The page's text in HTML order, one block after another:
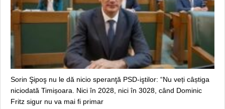
Sorin Şipoş nu le dă nicio speranţă PSD-iştilor: “Nu veți câștiga
niciodată Timișoara. Nici în 2028, nici în 3028, când Dominic
Fritz sigur nu va mai fi primar